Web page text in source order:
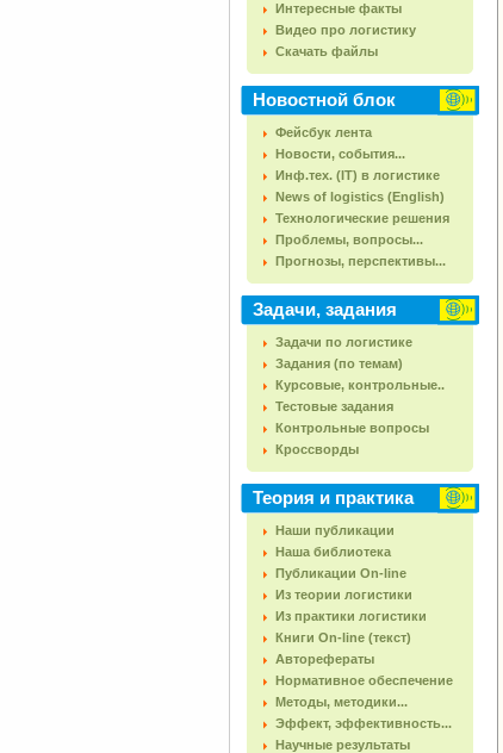
Интересные факты
Видео про логистику
Скачать файлы
Новостной блок
Фейсбук лента
Новости, события...
Инф.тех. (IT) в логистике
News of logistics (English)
Технологические решения
Проблемы, вопросы...
Прогнозы, перспективы...
Задачи, задания
Задачи по логистике
Задания (по темам)
Курсовые, контрольные..
Тестовые задания
Контрольные вопросы
Кроссворды
Теория и практика
Наши публикации
Наша библиотека
Публикации On-line
Из теории логистики
Из практики логистики
Книги On-line (текст)
Авторефераты
Нормативное обеспечение
Методы, методики...
Эффект, эффективность...
Научные результаты